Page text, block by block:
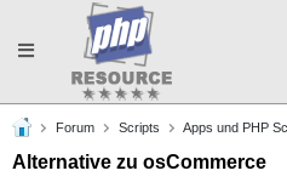
Toggle
navigation
Forum Scripts Apps und PHP
Alternative zu osCommerce